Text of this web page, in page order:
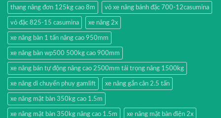
thang nâng đơn 125kg cao 8m vỏ xe nâng bánh đặc 700-12casumina
vỏ đặc 825-15 casumina xe nâng 2x
xe nâng bàn 1 tấn nâng cao 950mm
xe nâng bàn wp500 500kg cao 900mm
xe nâng bán tự động nâng cao 2500mm tải trọng nâng 1500kg
xe nâng di chuyển phuy gamlift xe nâng gắn cân 2.5 tấn
xe nâng mặt bàn 350kg cao 1.5m
xe nâng mặt bàn 350kg nâng cao 1.5m xe nâng mặt bàn điện 2x